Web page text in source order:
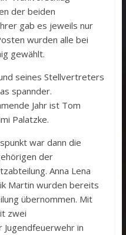
der beiden
gab es jeweils nur
wurden alle bei
gewählt.
seines Stellvertreters
spannder.
Jahr ist Tom
Palatzke.
war dann die
der
Anna Lena
Martin wurden bereits
übernommen. Mit
zwei
in